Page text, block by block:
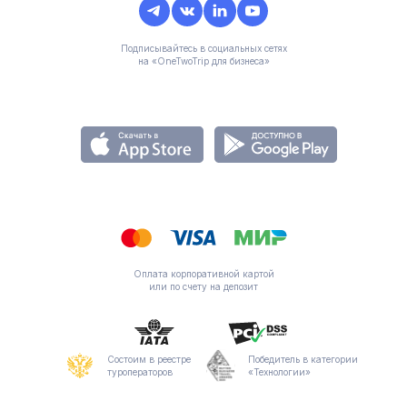
Подписывайтесь в социальных сетях
на «OneTwoTrip для бизнеса»
Оплата корпоративной картой
или по счету на депозит
Состоим в реестре
туроператоров
Победитель в категории
«Технологии»